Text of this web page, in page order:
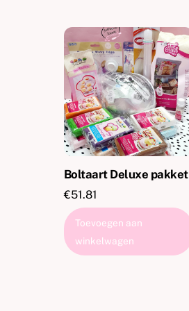
Boltaart Deluxe pakket
€51.81
Toevoegen aan
winkelwagen